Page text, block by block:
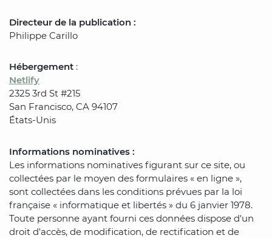
Directeur de la publication :
Philippe Carillo
Hébergement :
Netlify
2325 3rd St #215
San Francisco, CA 94107
États-Unis
Informations nominatives :
Les informations nominatives figurant sur ce site, ou
collectées par le moyen des formulaires « en ligne »,
sont collectées dans les conditions prévues par la loi
française « informatique et libertés » du 6 janvier 1978.
Toute personne ayant fourni ces données dispose d'un
droit d'accès, de modification, de rectification et de